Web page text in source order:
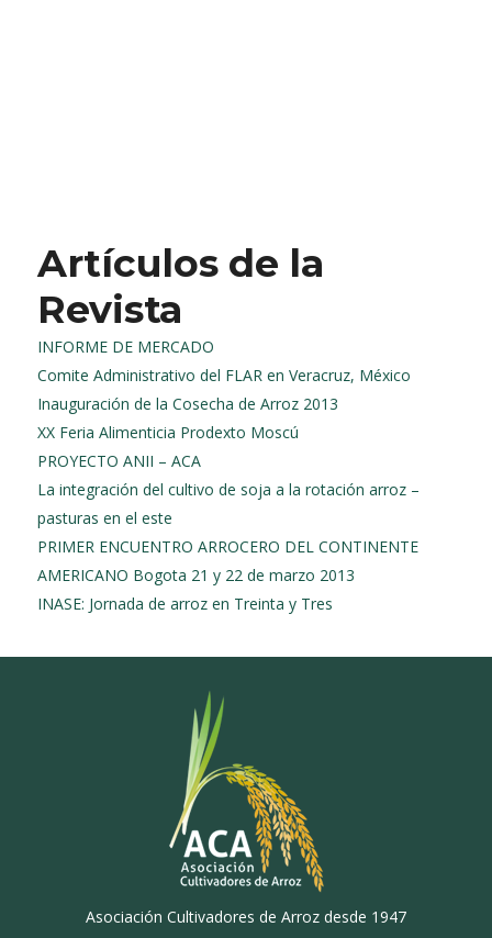
Artículos de la
Revista
INFORME DE MERCADO
Comite Administrativo del FLAR en Veracruz, México
Inauguración de la Cosecha de Arroz 2013
XX Feria Alimenticia Prodexto Moscú
PROYECTO ANII – ACA
La integración del cultivo de soja a la rotación arroz –
pasturas en el este
PRIMER ENCUENTRO ARROCERO DEL CONTINENTE
AMERICANO Bogota 21 y 22 de marzo 2013
INASE: Jornada de arroz en Treinta y Tres
Asociación Cultivadores de Arroz desde 1947